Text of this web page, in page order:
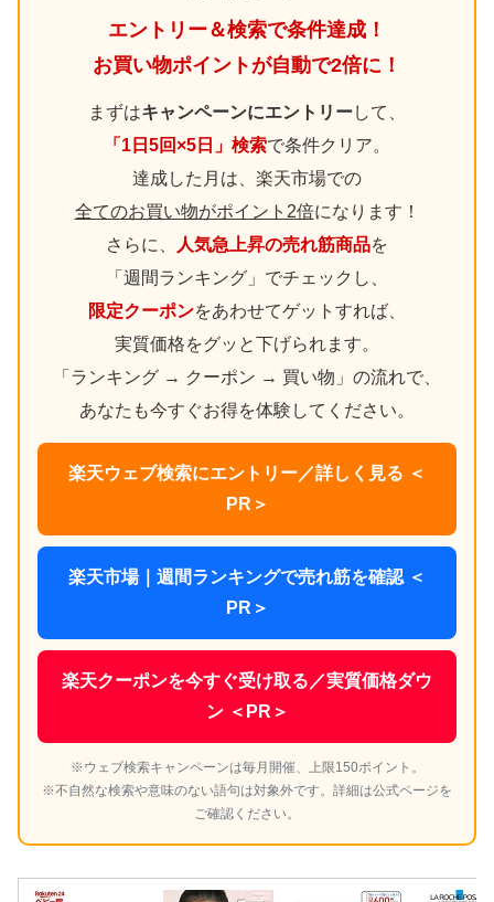
エントリー＆検索で条件達成！
お買い物ポイントが自動で2倍に！
まずはキャンペーンにエントリーして、
「1日5回×5日」検索で条件クリア。
達成した月は、楽天市場での
全てのお買い物がポイント2倍になります！
さらに、
人気急上昇の売れ筋商品を
「週間ランキング」でチェックし、
限定クーポンをあわせてゲットすれば、
実質価格をグッと下げられます。
「ランキング → クーポン → 買い物」の流れで、
あなたも今すぐお得を体験してください。
楽天ウェブ検索にエントリー／詳しく見る ＜
PR＞
楽天市場｜週間ランキングで売れ筋を確認 ＜
PR＞
楽天クーポンを今すぐ受け取る／実質価格ダウ
ン ＜PR＞
※ウェブ検索キャンペーンは毎月開催、上限150ポイント。
※不自然な検索や意味のない語句は対象外です。詳細は公式ページを
ご確認ください。